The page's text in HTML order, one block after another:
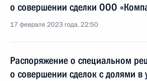
о совершении сделки ООО
17 февраля 2023 года, 22:50
Распоряжение о специальном
о совершении сделок с долями в